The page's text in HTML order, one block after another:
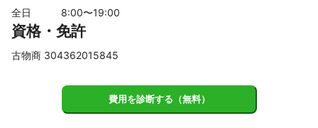
全日 8:00〜19:00
資格・免許
古物商 304362015845
費用を診断する（無料）